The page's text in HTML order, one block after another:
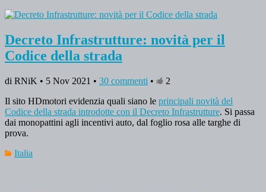
Decreto Infrastrutture: novità per il
Codice della strada
di RNiK • 5 Nov 2021 • 30 commenti •
2
Il sito HDmotori evidenzia quali siano le principali novità del
Codice della strada introdotte con il Decreto Infrastrutture. Si passa
dai monopattini agli incentivi auto, dal foglio rosa alle targhe di
prova.
Italia